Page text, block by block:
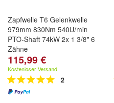
Zapfwelle T6 Gelenkwelle
979mm 830Nm 540U/min
PTO-Shaft 74kW 2x 1 3/8" 6
Zähne
115,99 €
Kostenloser Versand
2